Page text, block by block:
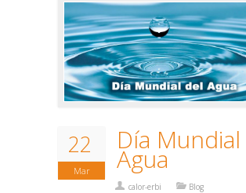
22
Mar
Día
Agua
calor-erbi
Blog